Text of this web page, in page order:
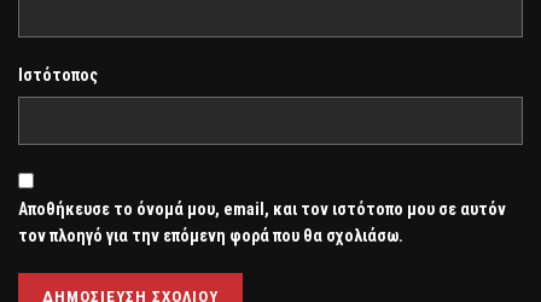
Ιστότοπος
Αποθήκευσε το όνομά μου, email, και τον ιστότοπο μου σε αυτόν
τον πλοηγό για την επόμενη φορά που θα σχολιάσω.